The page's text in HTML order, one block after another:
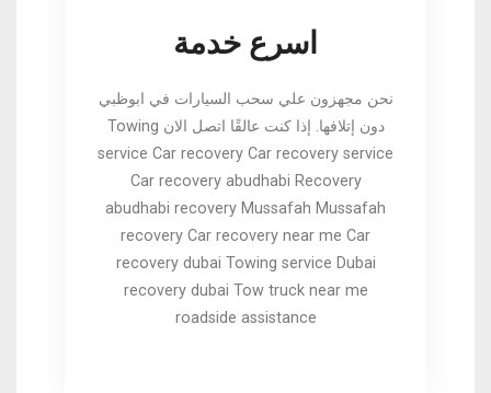
اسرع خدمة
نحن مجهزون علي سحب السيارات في ابوظبي
دون إتلافها. إذا كنت عالقًا اتصل الان Towing
service Car recovery Car recovery service
Car recovery abudhabi Recovery
abudhabi recovery Mussafah Mussafah
recovery Car recovery near me Car
recovery dubai Towing service Dubai
recovery dubai Tow truck near me
roadside assistance